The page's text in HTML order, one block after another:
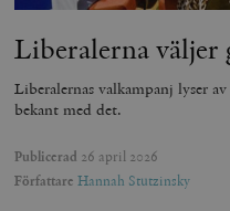
Liberalerna väljer
Liberalernas valkampanj lyser
bekant med det.
Publicerad 26 april 2026
Författare Hannah Stutzinsky